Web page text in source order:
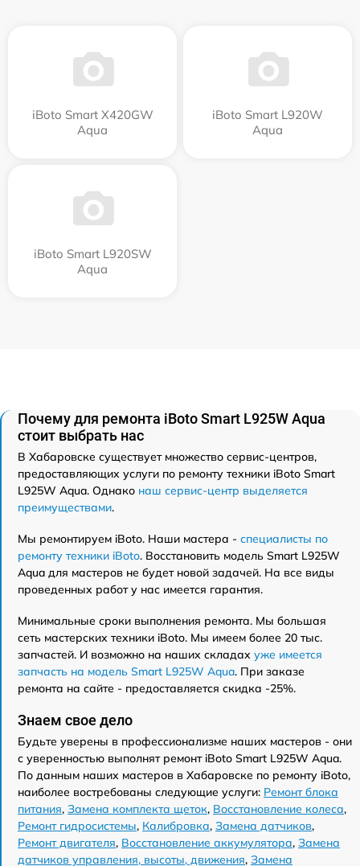
iBoto Smart Х420GW
Aqua
iBoto Smart L920W
Aqua
iBoto Smart L920SW
Aqua
Почему для ремонта iBoto Smart L925W Aqua
стоит выбрать нас
В Хабаровске существует множество сервис-центров,
предоставляющих услуги по ремонту техники iBoto Smart
L925W Aqua. Однако наш сервис-центр выделяется
преимуществами.
Мы ремонтируем iBoto. Наши мастера - специалисты по
ремонту техники iBoto. Восстановить модель Smart L925W
Aqua для мастеров не будет новой задачей. На все виды
проведенных работ у нас имеется гарантия.
Минимальные сроки выполнения ремонта. Мы большая
сеть мастерских техники iBoto. Мы имеем более 20 тыс.
запчастей. И возможно на наших складах уже имеется
запчасть на модель Smart L925W Aqua. При заказе
ремонта на сайте - предоставляется скидка -25%.
Знаем свое дело
Будьте уверены в профессионализме наших мастеров - они
с уверенностью выполнят ремонт iBoto Smart L925W Aqua.
По данным наших мастеров в Хабаровске по ремонту iBoto,
наиболее востребованы следующие услуги: Ремонт блока
питания, Замена комплекта щеток, Восстановление колеса,
Ремонт гидросистемы, Калибровка, Замена датчиков,
Ремонт двигателя, Восстановление аккумулятора, Замена
датчиков управления, высоты, движения, Замена